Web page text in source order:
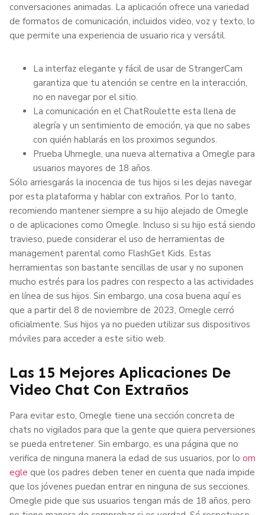
conversaciones animadas. La aplicación ofrece una variedad
de formatos de comunicación, incluidos video, voz y texto, lo
que permite una experiencia de usuario rica y versátil.
La interfaz elegante y fácil de usar de StrangerCam
garantiza que tu atención se centre en la interacción,
no en navegar por el sitio.
La comunicación en el ChatRoulette esta llena de
alegría y un sentimiento de emoción, ya que no sabes
con quién hablarás en los proximos segundos.
Prueba Uhmegle, una nueva alternativa a Omegle para
usuarios mayores de 18 años.
Sólo arriesgarás la inocencia de tus hijos si les dejas navegar
por esta plataforma y hablar con extraños. Por lo tanto,
recomiendo mantener siempre a su hijo alejado de Omegle
o de aplicaciones como Omegle. Incluso si su hijo está siendo
travieso, puede considerar el uso de herramientas de
management parental como FlashGet Kids. Estas
herramientas son bastante sencillas de usar y no suponen
mucho estrés para los padres con respecto a las actividades
en línea de sus hijos. Sin embargo, una cosa buena aquí es
que a partir del 8 de noviembre de 2023, Omegle cerró
oficialmente. Sus hijos ya no pueden utilizar sus dispositivos
móviles para acceder a este sitio web.
Las 15 Mejores Aplicaciones De
Video Chat Con Extraños
Para evitar esto, Omegle tiene una sección concreta de
chats no vigilados para que la gente que quiera perversiones
se pueda entretener. Sin embargo, es una página que no
verifica de ninguna manera la edad de sus usuarios, por lo om
egle que los padres deben tener en cuenta que nada impide
que los jóvenes puedan entrar en ninguna de sus secciones.
Omegle pide que sus usuarios tengan más de 18 años, pero